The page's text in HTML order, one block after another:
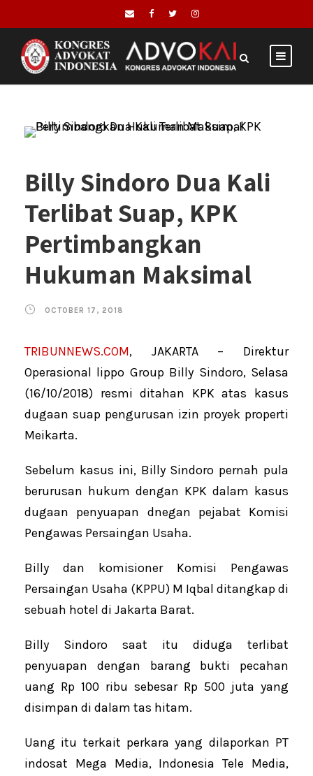
Billy Sindoro Dua Kali
Terlibat Suap, KPK
Pertimbangkan
Hukuman Maksimal
OCTOBER 17, 2018
TRIBUNNEWS.COM, JAKARTA – ‎Direktur
Operasional lippo Group Billy Sindoro, Selasa
(16/10/2018) resmi ditahan KPK atas kasus
dugaan suap pengurusan izin proyek properti
Meikarta.
Sebelum kasus ini, Billy Sindoro pernah pula
berurusan hukum dengan KPK dalam kasus
dugaan penyuapan dnegan pejabat Komisi
Pengawas Persaingan Usaha.
Billy dan komisioner Komisi Pengawas
Persaingan Usaha (KPPU) M Iqbal ditangkap di
sebuah hotel di Jakarta Barat.
Billy Sindoro saat itu diduga terlibat
penyuapan dengan barang bukti pecahan
uang Rp 100 ribu sebesar Rp 500 juta yang
disimpan di dalam tas hitam.
Uang itu terkait perkara yang dilaporkan PT
indosat Mega Media, Indonesia Tele Media,